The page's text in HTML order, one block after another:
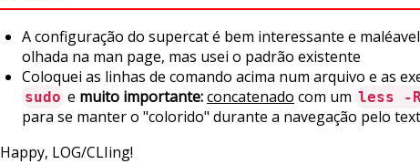
A configuração do supercat é bem interessante e
olhada na man page, mas usei o padrão existente
Coloquei as linhas de comando acima num arquivo e as
sudo e muito importante:concatenado com um less -
para se manter o "colorido" durante a navegação pelo
Happy, LOG/CLIing!